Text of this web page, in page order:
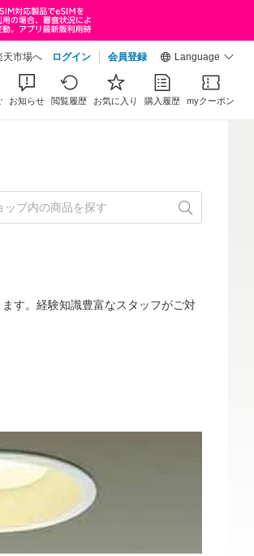
天市場へ ログイン 会員登録 Language
お知らせ 閲覧履歴 お気に入り 購入履歴 myクーポン
す。経験知識豊富なスタッフがご対